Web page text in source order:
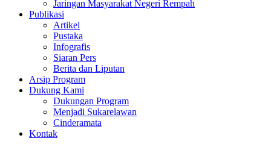
Jaringan Masyarakat Negeri Rempah
Publikasi
Artikel
Pustaka
Infografis
Siaran Pers
Berita dan Liputan
Arsip Program
Dukung Kami
Dukungan Program
Menjadi Sukarelawan
Cinderamata
Kontak